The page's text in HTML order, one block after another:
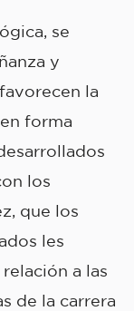
se
y
la
forma
los
que los
les
a las
de la carrera